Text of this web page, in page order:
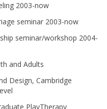
2003-now
seminar 2003-now
seminar/workshop 2004-
and Adults
Design, Cambridge
PlayTherapy